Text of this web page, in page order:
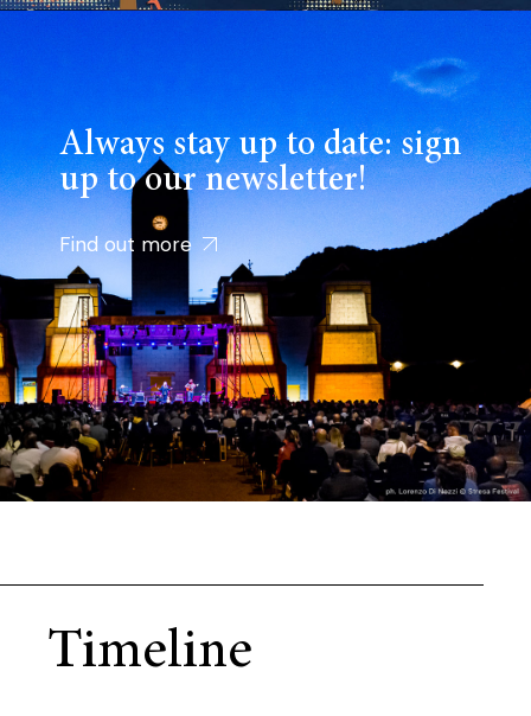
Always stay up to date: sign
up to our newsletter!
Find out more
Timeline